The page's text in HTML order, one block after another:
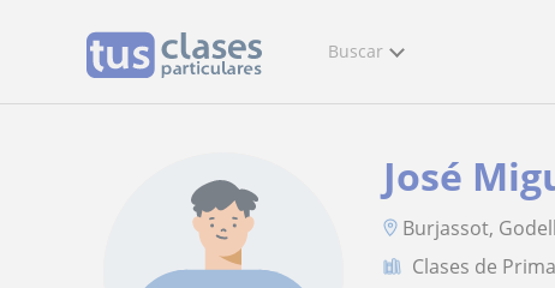
Buscar
José
Burjassot,
Clases de